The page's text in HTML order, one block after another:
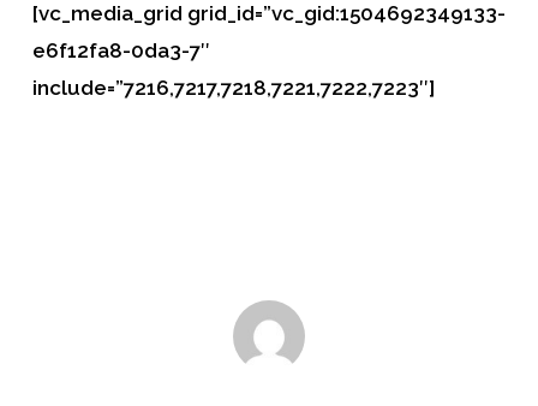
[vc_media_grid grid_id=”vc_gid:1504692349133-
e6f12fa8-0da3-7″
include=”7216,7217,7218,7221,7222,7223″]